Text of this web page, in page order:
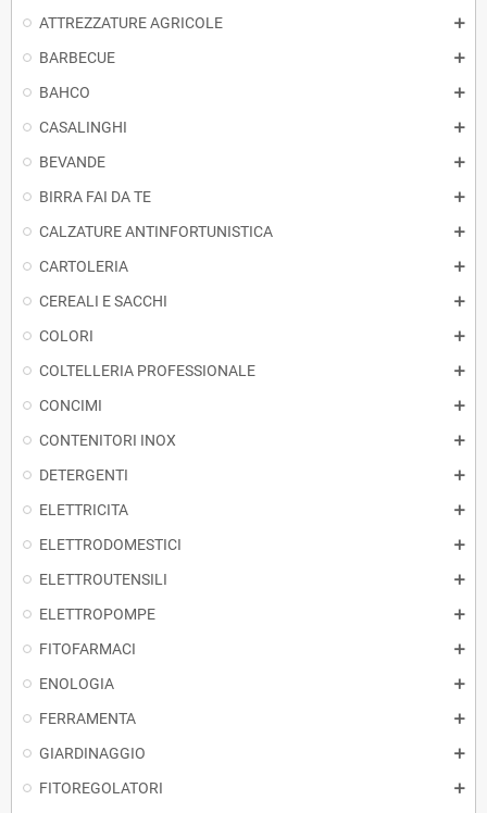
ATTREZZATURE AGRICOLE
BARBECUE
BAHCO
CASALINGHI
BEVANDE
BIRRA FAI DA TE
CALZATURE ANTINFORTUNISTICA
CARTOLERIA
CEREALI E SACCHI
COLORI
COLTELLERIA PROFESSIONALE
CONCIMI
CONTENITORI INOX
DETERGENTI
ELETTRICITA
ELETTRODOMESTICI
ELETTROUTENSILI
ELETTROPOMPE
FITOFARMACI
ENOLOGIA
FERRAMENTA
GIARDINAGGIO
FITOREGOLATORI